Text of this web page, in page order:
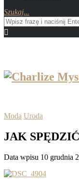
Szukaj...
Moda Uroda
JAK
Data wpisu 10 grudnia